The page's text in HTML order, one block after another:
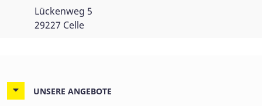
Lückenweg 5
29227 Celle
UNSERE ANGEBOTE